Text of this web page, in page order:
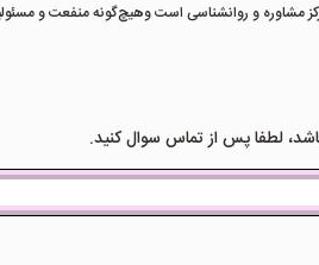
و روانشناسی است وهیچ‌گونه منفعت و
لطفا پس از تماس سوال کنید.